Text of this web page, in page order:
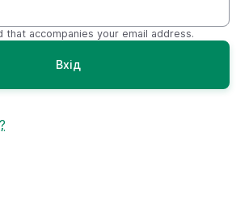
that accompanies your email address.